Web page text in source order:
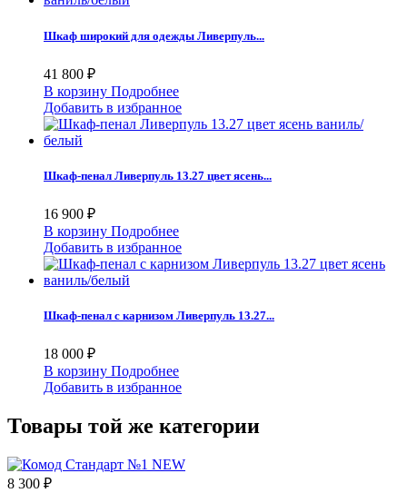
Шкаф широкий для одежды Ливерпуль...
41 800 ₽
В корзину Подробнее
Добавить в избранное
Шкаф-пенал Ливерпуль 13.27 цвет ясень...
16 900 ₽
В корзину Подробнее
Добавить в избранное
Шкаф-пенал с карнизом Ливерпуль 13.27...
18 000 ₽
В корзину Подробнее
Добавить в избранное
Товары той же категории
8 300 ₽